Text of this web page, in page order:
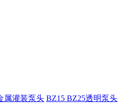
属灌装泵头 BZ15 BZ25透明泵头